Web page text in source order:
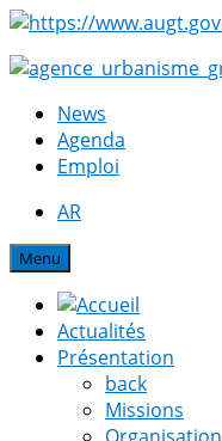
News
Agenda
Emploi
AR
Menu
Actualités
Présentation
back
Missions